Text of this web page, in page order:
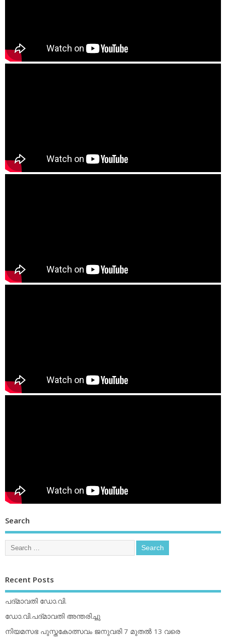
Search
Recent Posts
പദ്മാവതി ഡോ.വി.
ഡോ.വി.പദ്മാവതി അന്തരിച്ചു
നിയമസഭ പുസ്തകോത്സവം ജനുവരി 7 മുതല്‍ 13 വരെ